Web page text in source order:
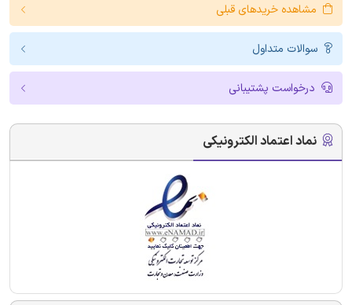
مشاهده خریدهای قبلی
سوالات متداول
درخواست پشتیبانی
نماد اعتماد الکترونیکی